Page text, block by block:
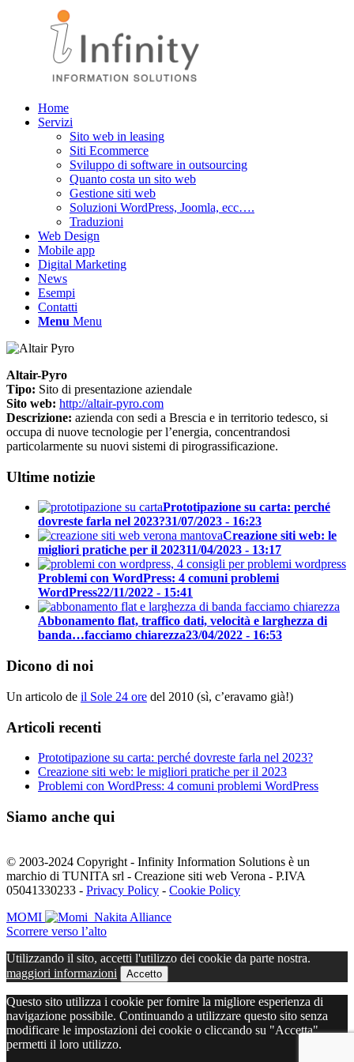
Home
Servizi
Sito web in leasing
Siti Ecommerce
Sviluppo di software in outsourcing
Quanto costa un sito web
Gestione siti web
Soluzioni WordPress, Joomla, ecc….
Traduzioni
Web Design
Mobile app
Digital Marketing
News
Esempi
Contatti
Menu Menu
Altair-Pyro
Tipo: Sito di presentazione aziendale
Sito web: http://altair-pyro.com
Descrizione: azienda con sedi a Brescia e in territorio tedesco, si
occupa di nuove tecnologie per l’energia, concentrandosi
particolarmente su nuovi sistemi di pirograssificazione.
Ultime notizie
Prototipazione su carta: perché
dovreste farla nel 2023?31/07/2023 - 16:23
Creazione siti web: le
migliori pratiche per il 202311/04/2023 - 13:17
Problemi con WordPress: 4 comuni problemi
WordPress22/11/2022 - 15:41
Abbonamento flat, traffico dati, velocità e larghezza di
banda…facciamo chiarezza23/04/2022 - 16:53
Dicono di noi
Un articolo de il Sole 24 ore del 2010 (sì, c’eravamo già!)
Articoli recenti
Prototipazione su carta: perché dovreste farla nel 2023?
Creazione siti web: le migliori pratiche per il 2023
Problemi con WordPress: 4 comuni problemi WordPress
Siamo anche qui
© 2003-2024 Copyright - Infinity Information Solutions è un
marchio di TUNITA srl - Creazione siti web Verona - P.IVA
05041330233 - Privacy Policy - Cookie Policy
MOMI
Nakita Alliance
Scorrere verso l’alto
Utilizzando il sito, accetti l'utilizzo dei cookie da parte nostra.
maggiori informazioni
Accetto
Questo sito utilizza i cookie per fornire la migliore esperienza di
navigazione possibile. Continuando a utilizzare questo sito senza
modificare le impostazioni dei cookie o cliccando su "Accetta"
permetti il loro utilizzo.